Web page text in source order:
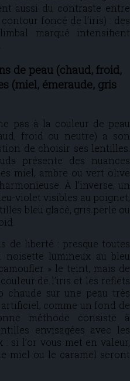
aussi du contraste entre
foncé de l’iris) : des
marqué intensifient
de peau (chaud, froid,
(miel, émeraude, gris
pas à la couleur de peau
froid ou neutre) a son
de choisir ses lentilles.
présente des nuances
miel, ambre ou vert olive
À l’inverse, un
violet visibles au poignet,
bleu glacé, gris perle ou
de liberté : presque toutes
lumineux au bleu
» le teint, mais de
de l’iris et les reflets
sur une peau très
comme un fond de
méthode consiste à
envisagées avec les
si l’or vous met en valeur,
miel ou le caramel seront